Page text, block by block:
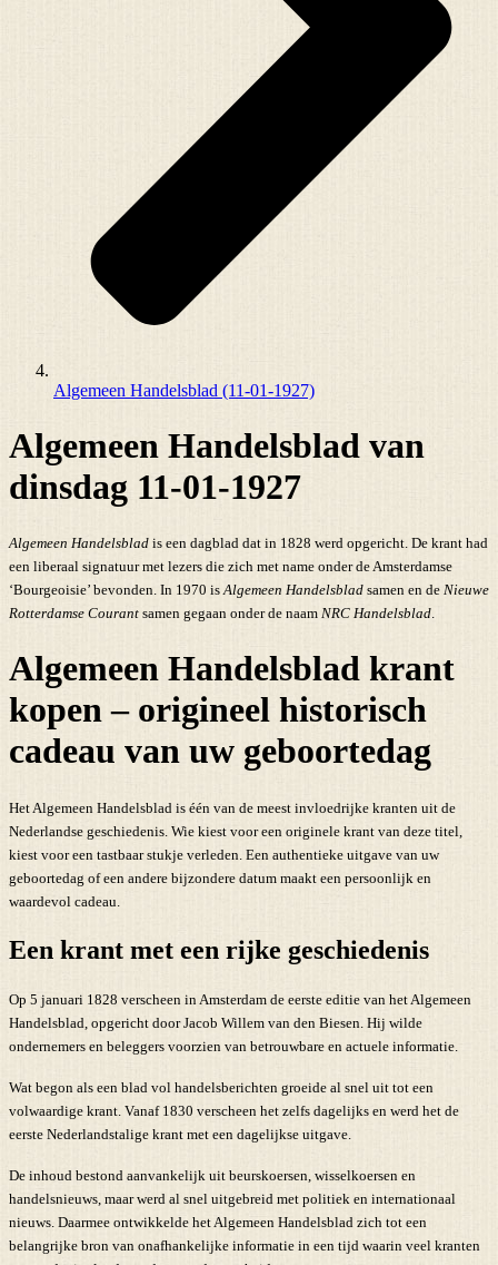
Algemeen Handelsblad (11-01-1927)
Algemeen Handelsblad van
dinsdag 11-01-1927
Algemeen Handelsblad is een dagblad dat in 1828 werd opgericht. De krant had
een liberaal signatuur met lezers die zich met name onder de Amsterdamse
‘Bourgeoisie’ bevonden. In 1970 is Algemeen Handelsblad samen en de Nieuwe
Rotterdamse Courant samen gegaan onder de naam NRC Handelsblad
Algemeen Handelsblad krant
kopen – origineel historisch
cadeau van uw geboortedag
Het Algemeen Handelsblad is één van de meest invloedrijke kranten uit de
Nederlandse geschiedenis. Wie kiest voor een originele krant van deze titel,
kiest voor een tastbaar stukje verleden. Een authentieke uitgave van uw
geboortedag of een andere bijzondere datum maakt een persoonlijk en
waardevol cadeau.
Een krant met een rijke geschiedenis
Op 5 januari 1828 verscheen in Amsterdam de eerste editie van het Algemeen
Handelsblad, opgericht door Jacob Willem van den Biesen. Hij wilde
ondernemers en beleggers voorzien van betrouwbare en actuele informatie.
Wat begon als een blad vol handelsberichten groeide al snel uit tot een
volwaardige krant. Vanaf 1830 verscheen het zelfs dagelijks en werd het de
eerste Nederlandstalige krant met een dagelijkse uitgave.
De inhoud bestond aanvankelijk uit beurskoersen, wisselkoersen en
handelsnieuws, maar werd al snel uitgebreid met politiek en internationaal
nieuws. Daarmee ontwikkelde het Algemeen Handelsblad zich tot een
belangrijke bron van onafhankelijke informatie in een tijd waarin veel kranten